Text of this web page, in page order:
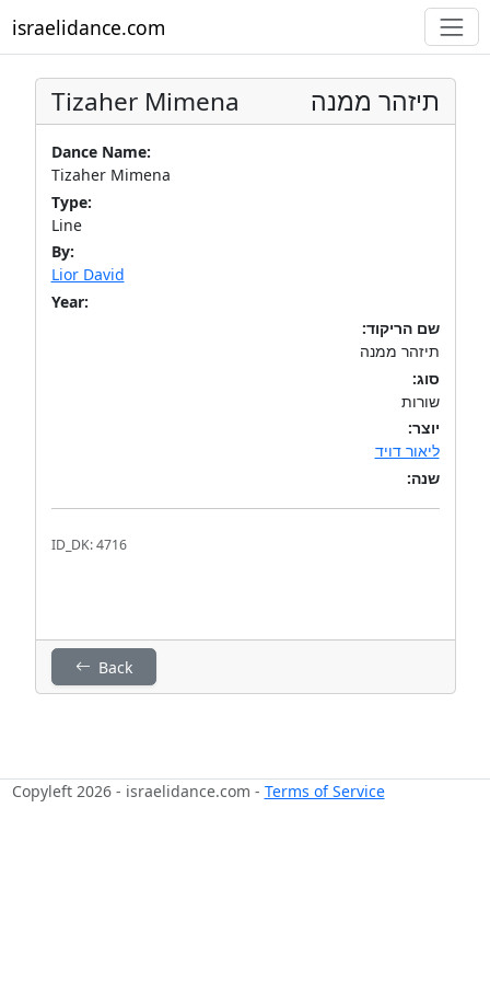
israelidance.com
Tizaher Mimena תיזהר ממנה
Dance Name:
Tizaher Mimena
Type:
Line
By:
Lior David
Year:
שם הריקוד:
תיזהר ממנה
סוג:
שורות
יוצר:
ליאור דויד
שנה:
ID_DK: 4716
Back
Copyleft 2026 - israelidance.com - Terms of Service